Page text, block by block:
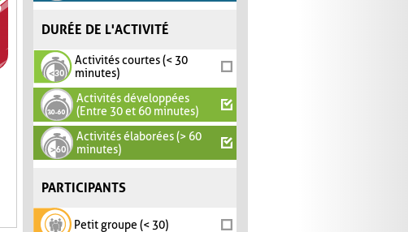
DURÉE DE L'ACTIVITÉ
Activités courtes (< 30
minutes)
Activités développées
(Entre 30 et 60 minutes)
Activités élaborées (> 60
minutes)
PARTICIPANTS
Petit groupe (< 30)